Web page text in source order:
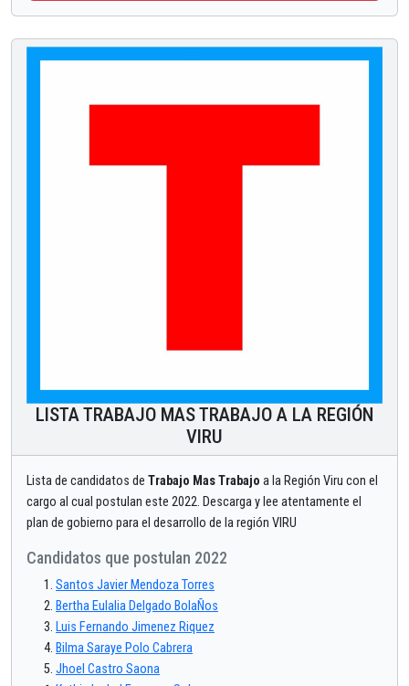
LISTA TRABAJO MAS TRABAJO A LA REGIÓN
VIRU
Lista de candidatos de Trabajo Mas Trabajo a la Región Viru con el
cargo al cual postulan este 2022. Descarga y lee atentamente el
plan de gobierno para el desarrollo de la región VIRU
Candidatos que postulan 2022
Santos Javier Mendoza Torres
Bertha Eulalia Delgado BolaÑos
Luis Fernando Jimenez Riquez
Bilma Saraye Polo Cabrera
Jhoel Castro Saona